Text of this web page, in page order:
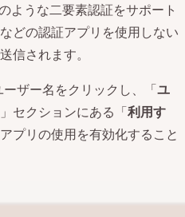
ような二要素認証をサポート
どの認証アプリを使用しない
信されます。
ザー名をクリックし、「ユ
」セクションにある「利用す
プリの使用を有効化すること